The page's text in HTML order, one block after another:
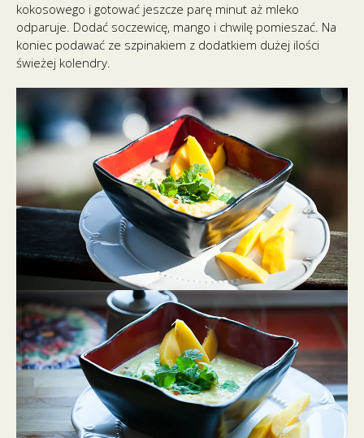
kokosowego i gotować jeszcze parę minut aż mleko
odparuje. Dodać soczewicę, mango i chwilę pomieszać. Na
koniec podawać ze szpinakiem z dodatkiem dużej ilości
świeżej kolendry.